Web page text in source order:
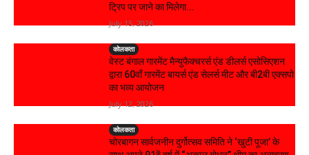
ट्रिप पर जाने का मिलेगा...
July 15, 2026
कोलकता
वेस्ट बंगाल गारमेंट मैन्युफैक्चरर्स एंड डीलर्स एसोसिएशन
द्वारा 60वाँ गारमेंट बायर्स एंड सेलर्स मीट और बी2बी एक्सपो
का भव्य आयोजन
July 12, 2026
कोलकता
चोरबागन सार्वजनीन दुर्गोत्सव समिति ने ‘खुटी पूजा’ के